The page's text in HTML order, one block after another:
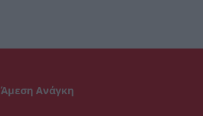
Άμεση Ανάγκη